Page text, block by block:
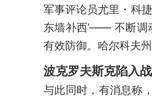
军事评论员尤里・科
东墙补西’—— 不断调
有效防御。哈尔科夫
波克罗夫斯克陷入
与此同时，有消息称